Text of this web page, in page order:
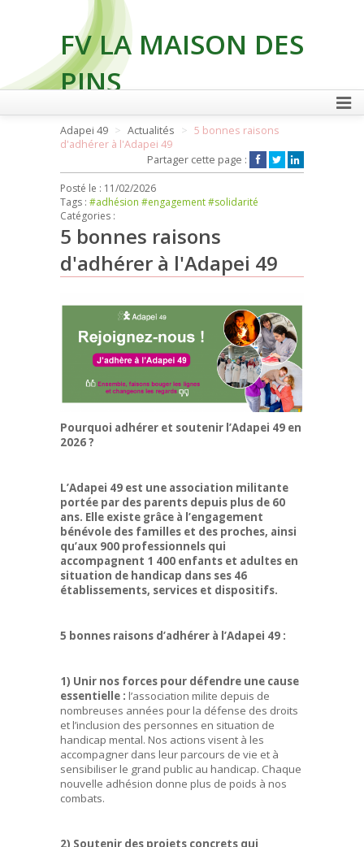
FV LA MAISON DES
PINS
FAIRE UN DON
Adapei 49 Actualités
5 bonnes raisons
d'adhérer à l'Adapei 49
Partager cette page :
Posté le : 11/02/2026
Tags : #adhésion #engagement#solidarité
Catégories :
5 bonnes raisons
d'adhérer à l'Adapei 49
Pourquoi adhérer et soutenir l’Adapei 49 en
2026 ?
L’Adapei 49 est une association militante
portée par des parents depuis plus de 60
ans. Elle existe grâce à l’engagement
bénévole des familles et des proches, ainsi
qu’aux 900 professionnels qui
accompagnent 1 400 enfants et adultes en
situation de handicap dans ses 46
établissements, services et dispositifs.
5 bonnes raisons d’adhérer à l’Adapei 49 :
1) Unir nos forces pour défendre une cause
essentielle : l’association milite depuis de
nombreuses années pour la défense des droits
et l’inclusion des personnes en situation de
handicap mental. Nos actions visent à les
accompagner dans leur parcours de vie et à
sensibiliser le grand public au handicap. Chaque
nouvelle adhésion donne plus de poids à nos
combats.
2) Soutenir des projets concrets qui